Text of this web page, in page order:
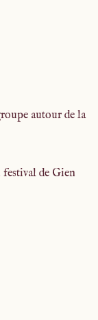
autour de la
festival de Gien